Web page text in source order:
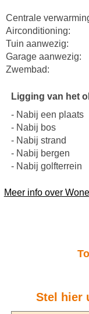
Centrale
Airconditioning:
Tuin aanwezig:
Garage aanwezig:
Zwembad:
Ligging van het
- Nabij een plaats
- Nabij bos
- Nabij strand
- Nabij bergen
- Nabij golfterrein
Meer info over
Stel hier